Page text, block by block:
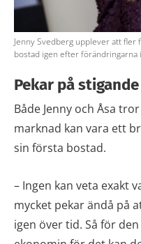
Jenny Svedberg upplever att fler
bostad igen efter förändringarna
Pekar på
Både Jenny och Åsa
marknad kan vara ett
sin första bostad.
– Ingen kan veta exakt
mycket pekar ändå på
igen över tid. Så för